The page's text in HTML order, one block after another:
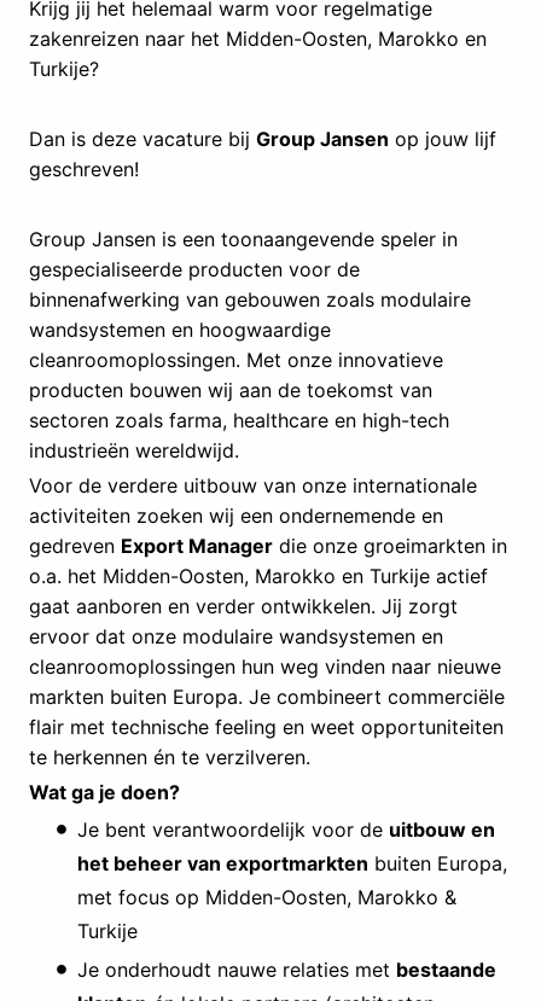
Krijg jij het helemaal warm voor regelmatige
zakenreizen naar het Midden-Oosten, Marokko en
Turkije?
Dan is deze vacature bij Group Jansen op jouw lijf
geschreven!
Group Jansen is een toonaangevende speler in
gespecialiseerde producten voor de
binnenafwerking van gebouwen zoals modulaire
wandsystemen en hoogwaardige
cleanroomoplossingen. Met onze innovatieve
producten bouwen wij aan de toekomst van
sectoren zoals farma, healthcare en high-tech
industrieën wereldwijd.
Voor de verdere uitbouw van onze internationale
activiteiten zoeken wij een ondernemende en
gedreven Export Manager die onze groeimarkten in
o.a. het Midden-Oosten, Marokko en Turkije actief
gaat aanboren en verder ontwikkelen. Jij zorgt
ervoor dat onze modulaire wandsystemen en
cleanroomoplossingen hun weg vinden naar nieuwe
markten buiten Europa. Je combineert commerciële
flair met technische feeling en weet opportuniteiten
te herkennen én te verzilveren.
Wat ga je doen?
Je bent verantwoordelijk voor de uitbouw en
het beheer van exportmarkten buiten Europa,
met focus op Midden-Oosten, Marokko &
Turkije
Je onderhoudt nauwe relaties met bestaande